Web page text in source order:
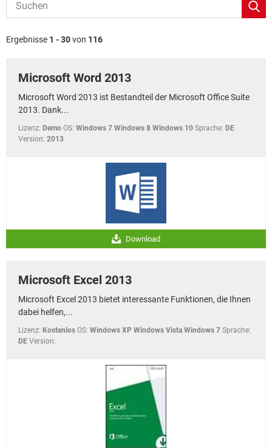
FACEBOOK
Ergebnisse 1 - 30von 116
Microsoft Word 2013
Microsoft Word 2013 ist Bestandteil der Microsoft Office Suite
2013. Dank...
Lizenz: Demo OS: Windows 7 Windows 8 Windows 10 Sprache: DE
Version: 2013
Download
Microsoft Excel 2013
Microsoft Excel 2013 bietet interessante Funktionen, die Ihnen
dabei helfen,...
Lizenz: Kostenlos OS: Windows XP Windows Vista Windows 7 Sprache:
DE Version: